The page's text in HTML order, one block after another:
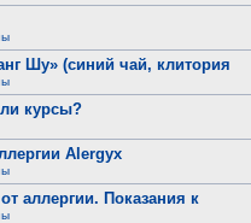
Шу» (синий чай, клитория
курсы?
Alergyx
аллергии. Показания к